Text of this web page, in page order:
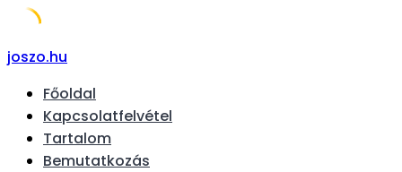
Skip
content
joszo.hu
Főoldal
Kapcsolatfelvétel
Tartalom
Bemutatkozás